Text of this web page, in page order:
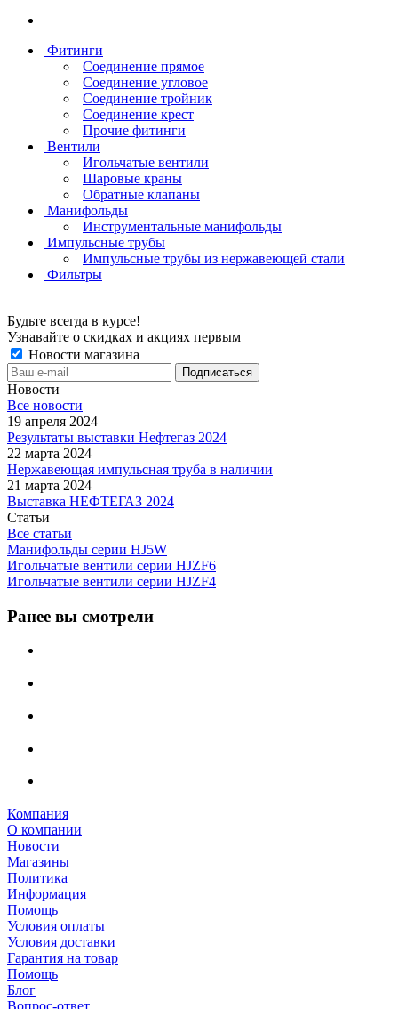
Фитинги
Соединение прямое
Соединение угловое
Соединение тройник
Соединение крест
Прочие фитинги
Вентили
Игольчатые вентили
Шаровые краны
Обратные клапаны
Манифольды
Инструментальные манифольды
Импульсные трубы
Импульсные трубы из нержавеющей стали
Фильтры
Будьте всегда в курсе!
Узнавайте о скидках и акциях первым
Новости магазина
Новости
Все новости
19 апреля 2024
Результаты выставки Нефтегаз 2024
22 марта 2024
Нержавеющая импульсная труба в наличии
21 марта 2024
Выставка НЕФТЕГАЗ 2024
Статьи
Все статьи
Манифольды серии HJ5W
Игольчатые вентили серии HJZF6
Игольчатые вентили серии HJZF4
Ранее вы смотрели
Компания
О компании
Новости
Магазины
Политика
Информация
Помощь
Условия оплаты
Условия доставки
Гарантия на товар
Помощь
Блог
Вопрос-ответ